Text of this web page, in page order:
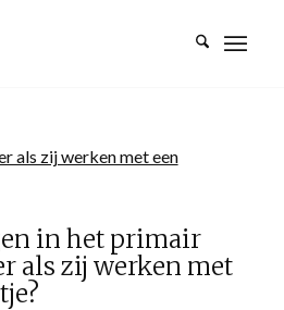
in het primair
als zij werken met